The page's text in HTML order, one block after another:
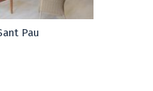
Pau